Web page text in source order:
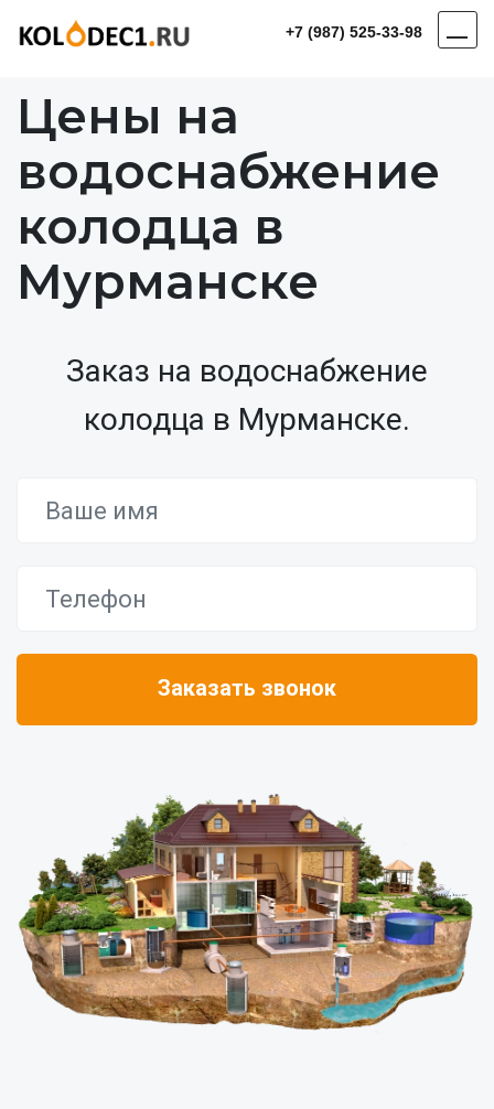
+7 (987) 525-33-98
Цены на
водоснабжение
колодца в
Мурманске
Заказ на водоснабжение
колодца в Мурманске.